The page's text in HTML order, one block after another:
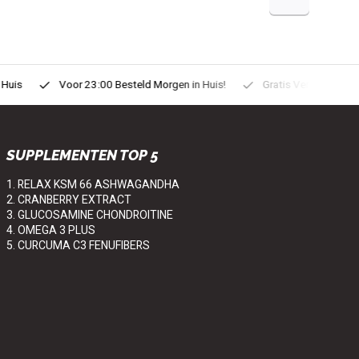
Voor 23:00 Besteld Morgen in Huis! Gratis Verzonden
SUPPLEMENTEN TOP 5
1. RELAX KSM 66 ASHWAGANDHA
2. CRANBERRY EXTRACT
3. GLUCOSAMINE CHONDROITINE
4. OMEGA 3 PLUS
5. CURCUMA C3 FENUFIBERS